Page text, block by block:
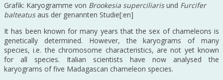
Grafik: Karyogramme von Brookesia superciliarisund Furcifer
balteatusaus der genannten Studie[:en]
It has been known for many years that the sex of chameleons is
genetically determined. However, the karyograms of many
species, i.e. the chromosome characteristics, are not yet known
for all species. Italian scientists have now analysed the
karyograms of five Madagascan chameleon species.